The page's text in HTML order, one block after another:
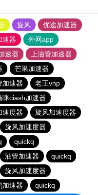
旋风
优途加速器
速器
外网app
速器
上油管加速器
芒果加速器
加速器
老王vnp
咪ciash加速器
速度器
旋风加速度器
旋风加速度器
quickq
油管加速器
quickq
旋风加速度器
加速器 quickq